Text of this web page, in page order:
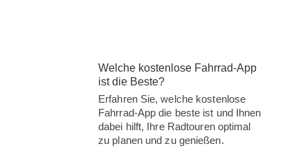
Welche kostenlose Fahrrad-App
ist die Beste?
Erfahren Sie, welche kostenlose
Fahrrad-App die beste ist und Ihnen
dabei hilft, Ihre Radtouren optimal
zu planen und zu genießen.